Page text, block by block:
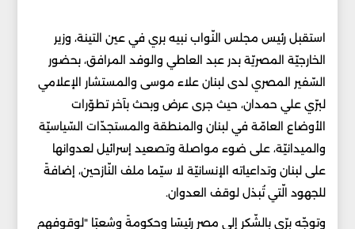
استقبل رئيس مجلس النّواب ​نبيه بري​ في عين التينة، وزير
الخارجيّة المصريّة ​بدر عبد العاطي​ والوفد المرافق، بحضور
السّفير المصري لدى ​لبنان​ علاء موسى والمستشار الإعلامي
لبرّي علي حمدان، حيث جرى عرض وبحث بآخر تطوّرات
الأوضاع العامّة في لبنان والمنطقة والمستجدّات السّياسيّة
والميدانيّة، على ضوء مواصلة وتصعيد إسرائيل لعدوانها
على لبنان وتداعياته الإنسانيّة لا سيّما ملف النّازحين، إضافةً
للجهود الّتي تُبذل لوقف العدوان.
وتوجّه برّي بالشّكر إلى مصر رئيسًا وحكومةً وشعبًا "لوقوفهم